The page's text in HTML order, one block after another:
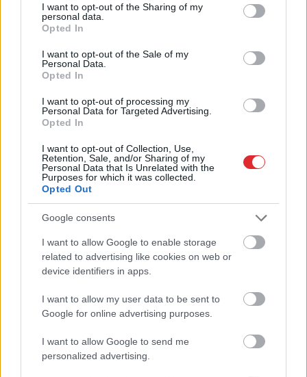
not limited to your visit or usage behaviour. You may click to
grant or deny consent to Google and its third-party tags to
use your data for below specified purposes in below Google
consent section.
I want to opt-out of the Sharing of my
personal data.
Opted In
I want to opt-out of the Sale of my
Personal Data.
Opted In
I want to opt-out of processing my
Personal Data for Targeted Advertising.
Opted In
I want to opt-out of Collection, Use,
Retention, Sale, and/or Sharing of my
Personal Data that Is Unrelated with the
Purposes for which it was collected.
Opted Out
Google consents
I want to allow Google to enable storage
related to advertising like cookies on web or
device identifiers in apps.
I want to allow my user data to be sent to
Google for online advertising purposes.
I want to allow Google to send me
personalized advertising.
Kāpēckaķi tieši naktīs kā
traki skrien pa māju?
Beidzot izskaidrots šis
dīvainais mīluļa paradums
krīzes situācija – jahta
zaudējusi vadības
steidz palīgā
aizbraukt par valsts
naudu? Sabiedrība sāk
vareni cipari
Atcelt Ziņot